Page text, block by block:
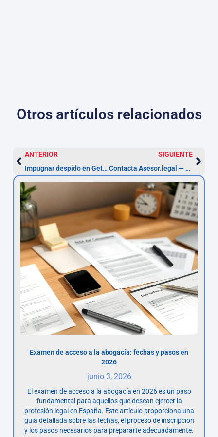
Otros artículos relacionados
ANTERIOR
Impugnar despido en Getafe — 20 días hábiles
SIGUIENTE
Contacta Asesor.legal — Abogados 24h y plazo 5 años
Examen de acceso a la abogacía: fechas y pasos en
2026
junio 3, 2026
El examen de acceso a la abogacía en 2026 es un paso
fundamental para aquellos que desean ejercer la
profesión legal en España. Este artículo proporciona una
guía detallada sobre las fechas, el proceso de inscripción
y los pasos necesarios para prepararte adecuadamente.